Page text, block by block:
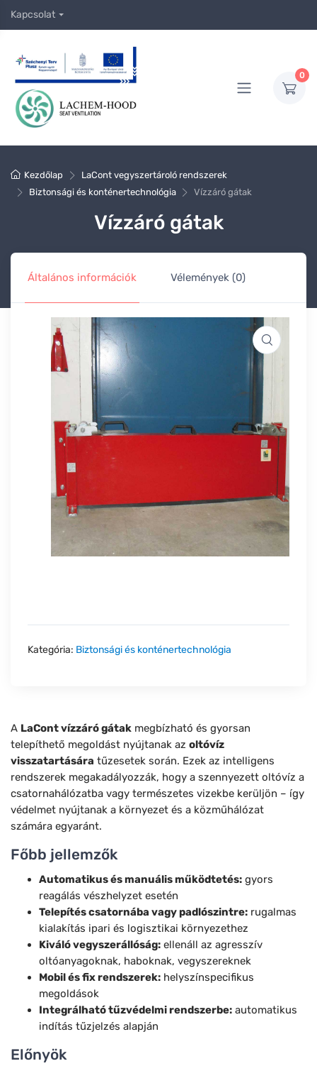
Kapcsolat
0
Kezdőlap
LaCont vegyszertároló rendszerek
Biztonsági és konténertechnológia
Vízzáró gátak
Vízzáró gátak
Általános információk Vélemények (0)
Kategória: Biztonsági és konténertechnológia
A LaCont vízzáró gátak megbízható és gyorsan
telepíthető megoldást nyújtanak az oltóvíz
visszatartására tűzesetek során. Ezek az intelligens
rendszerek megakadályozzák, hogy a szennyezett oltóvíz a
csatornahálózatba vagy természetes vizekbe kerüljön – így
védelmet nyújtanak a környezet és a közműhálózat
számára egyaránt.
Főbb jellemzők
Automatikus és manuális működtetés: gyors
reagálás vészhelyzet esetén
Telepítés csatornába vagy padlószintre: rugalmas
kialakítás ipari és logisztikai környezethez
Kiváló vegyszerállóság: ellenáll az agresszív
oltóanyagoknak, haboknak, vegyszereknek
Mobil és fix rendszerek: helyszínspecifikus
megoldások
Integrálható tűzvédelmi rendszerbe: automatikus
indítás tűzjelzés alapján
Előnyök